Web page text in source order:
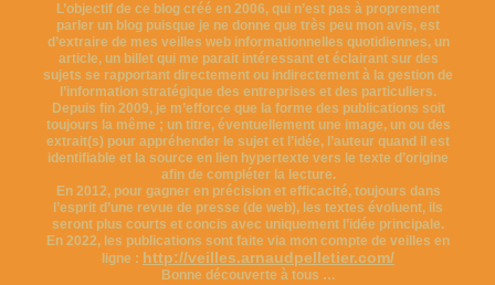
L’objectif de ce blog créé en 2006, qui n’est pas à proprement
parler un blog puisque je ne donne que très peu mon avis, est
d’extraire de mes veilles web informationnelles quotidiennes, un
article, un billet qui me parait intéressant et éclairant sur des
sujets se rapportant directement ou indirectement à la gestion de
l’information stratégique des entreprises et des particuliers.
Depuis fin 2009, je m’efforce que la forme des publications soit
toujours la même ; un titre, éventuellement une image, un ou des
extrait(s) pour appréhender le sujet et l’idée, l’auteur quand il est
identifiable et la source en lien hypertexte vers le texte d’origine
afin de compléter la lecture.
En 2012, pour gagner en précision et efficacité, toujours dans
l’esprit d’une revue de presse (de web), les textes évoluent, ils
seront plus courts et concis avec uniquement l’idée principale.
En 2022, les publications sont faite via mon compte de veilles en
ligne : http://veilles.arnaudpelletier.com/
Bonne découverte à tous …